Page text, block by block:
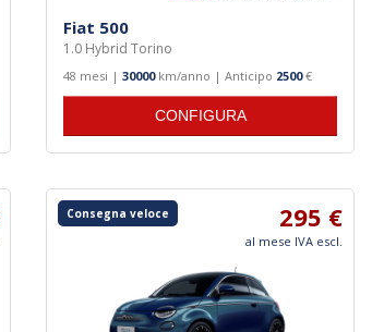
Fiat 500
1.0 Hybrid Torino
48 mesi | 30000km/anno | Anticipo 2500€
CONFIGURA
Consegna veloce 295 €
al mese IVA escl.